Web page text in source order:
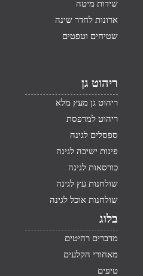
שידות מיטה
ארונות לחדר שינה
שטיחים וטפטים
ריהוט גן
ריהוט גן מעץ מלא
ריהוט למרפסת
ספסלים לגינה
פינות ישיבה לגינה
כורסאות לגינה
שולחנות עץ לגינה
שולחנות אוכל לגינה
בלוג
מדברים רהיטים
מאחורי הקלעים
טיפים